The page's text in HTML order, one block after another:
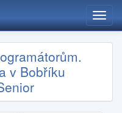
v Bobříku